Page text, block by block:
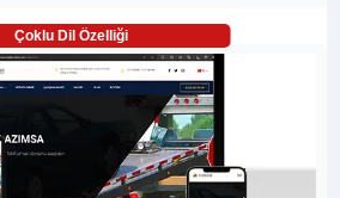
Çoklu Dil Özelliği